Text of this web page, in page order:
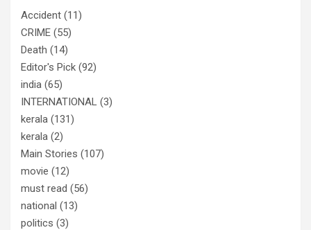
Accident (11)
CRIME (55)
Death (14)
Editor's Pick (92)
india (65)
INTERNATIONAL (3)
kerala (131)
kerala (2)
Main Stories (107)
movie (12)
must read (56)
national (13)
politics (3)